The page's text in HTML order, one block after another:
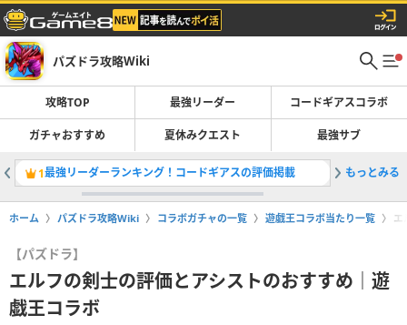
パズドラ攻略Wiki
攻略TOP 最強リーダー コードギアスコラボ
ガチャおすすめ 夏休みクエスト 最強サブ
1最強リーダーランキング！コードギアスの評価掲載 2コード
もっとみる
ホーム パズドラ攻略Wiki コラボガチャの一覧 遊戯王コラボ当たり一覧 エ
【パズドラ】
エルフの剣士の評価とアシストのおすすめ｜遊
戯王コラボ